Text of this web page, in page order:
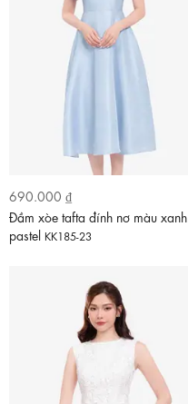
690.000 ₫
Đầm xòe tafta đính nơ màu xanh
pastel KK185-23